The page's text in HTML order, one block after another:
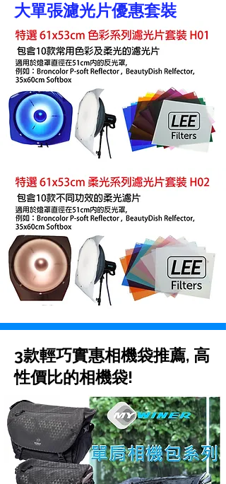
大單張濾光片優惠套裝
3款輕巧實惠相機袋推薦, 高
性價比的相機袋!